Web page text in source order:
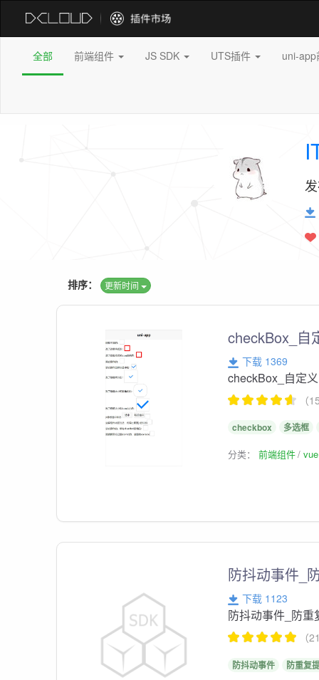
全部 前端组件 JS SDK UTS插件 uni-
排序： 更新时间
checkBox_自
下载 1369
checkBox_自定
（
checkbox 多选框
分类：前端组件
防抖动事件_
下载 1123
防抖动事件_防
（
防抖动事件 防重复